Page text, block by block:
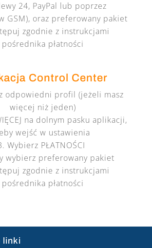
24, PayPal lub poprzez
GSM), oraz preferowany pakiet
zgodnie z instrukcjami
pośrednika płatności
Control Center
odpowiedni profil (jeżeli masz
więcej niż jeden)
na dolnym pasku aplikacji,
wejść w ustawienia
Wybierz PŁATNOŚCI
wybierz preferowany pakiet
zgodnie z instrukcjami
pośrednika płatności
linki